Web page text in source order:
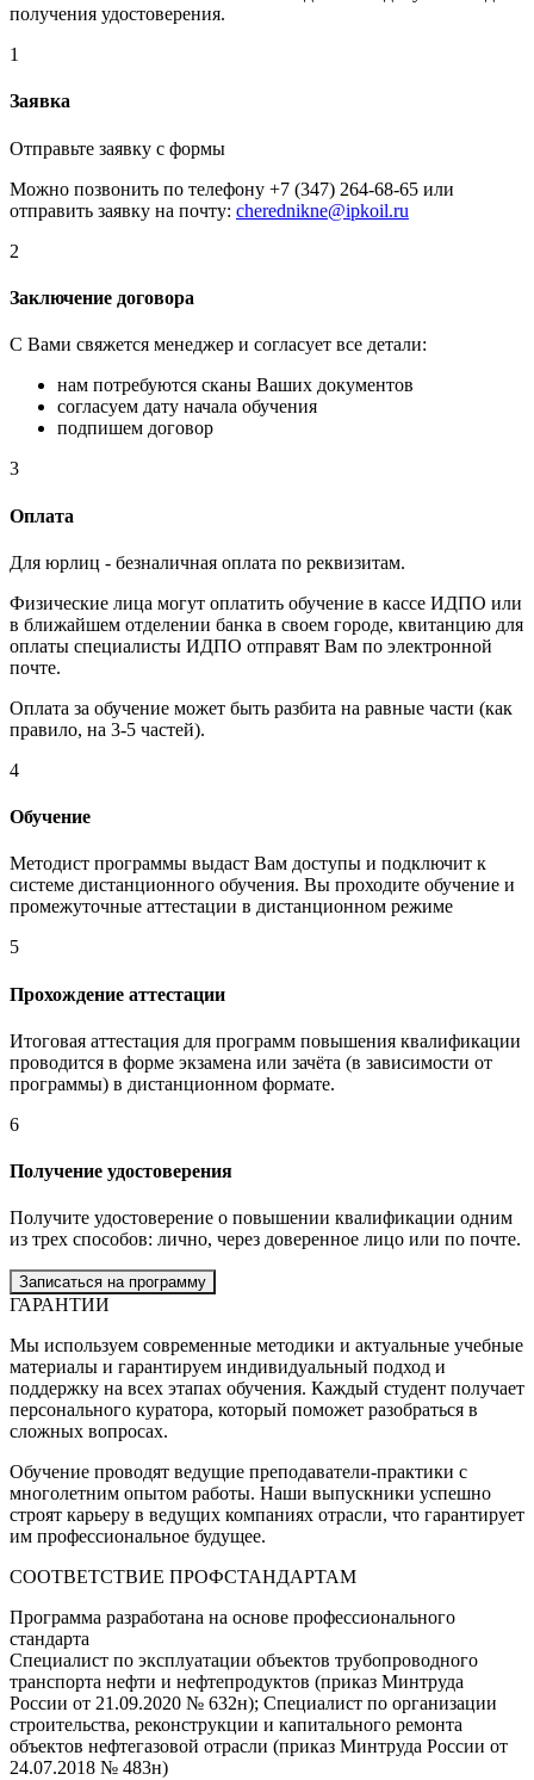
получения удостоверения.
1
Заявка
Отправьте заявку с формы
Можно позвонить по телефону +7 (347) 264-68-65 или
отправить заявку на почту: cherednikne@ipkoil.ru
2
Заключение договора
С Вами свяжется менеджер и согласует все детали:
нам потребуются сканы Ваших документов
согласуем дату начала обучения
подпишем договор
3
Оплата
Для юрлиц - безналичная оплата по реквизитам.
Физические лица могут оплатить обучение в кассе ИДПО или
в ближайшем отделении банка в своем городе, квитанцию для
оплаты специалисты ИДПО отправят Вам по электронной
почте.
Оплата за обучение может быть разбита на равные части (как
правило, на 3-5 частей).
4
Обучение
Методист программы выдаст Вам доступы и подключит к
системе дистанционного обучения. Вы проходите обучение и
промежуточные аттестации в дистанционном режиме
5
Прохождение аттестации
Итоговая аттестация для программ повышения квалификации
проводится в форме экзамена или зачёта (в зависимости от
программы) в дистанционном формате.
6
Получение удостоверения
Получите удостоверение о повышении квалификации одним
из трех способов: лично, через доверенное лицо или по почте.
Записаться на программу
ГАРАНТИИ
Мы используем современные методики и актуальные учебные
материалы и гарантируем индивидуальный подход и
поддержку на всех этапах обучения. Каждый студент получает
персонального куратора, который поможет разобраться в
сложных вопросах.
Обучение проводят ведущие преподаватели-практики с
многолетним опытом работы. Наши выпускники успешно
строят карьеру в ведущих компаниях отрасли, что гарантирует
им профессиональное будущее.
СООТВЕТСТВИЕ ПРОФСТАНДАРТАМ
Программа разработана на основе профессионального
стандарта
Специалист по эксплуатации объектов трубопроводного
транспорта нефти и нефтепродуктов (приказ Минтруда
России от 21.09.2020 № 632н); Специалист по организации
строительства, реконструкции и капитального ремонта
объектов нефтегазовой отрасли (приказ Минтруда России от
24.07.2018 № 483н)